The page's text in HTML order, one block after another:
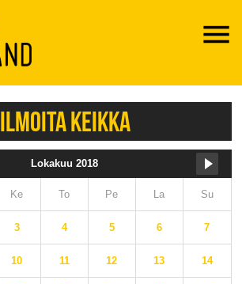
ILMOITA KEIKKA
Lokakuu 2018
Ke To Pe La Su
3 4 5 6 7
10 11 12 13 14